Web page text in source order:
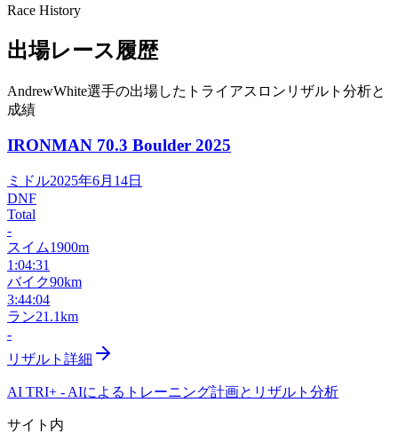
Race History
出場レース履歴
AndrewWhite選手の出場したトライアスロンリザルト分析と
成績
IRONMAN 70.3 Boulder 2025
ミドル2025年6月14日
DNF
Total
-
スイム1900m
1:04:31
バイク90km
3:44:04
ラン21.1km
-
リザルト詳細
AI TRI+ - AIによるトレーニング計画とリザルト分析
サイト内